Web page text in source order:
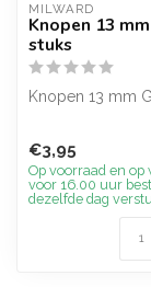
MILWARD
Knopen 13
stuks
Knopen 13 mm
€3,95
Op voorraad en op
voor 16.00 uur
dezelfde dag